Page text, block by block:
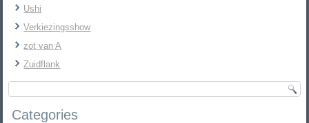
Ushi
Verkiezingsshow
zot van A
Zuidflank
Categories